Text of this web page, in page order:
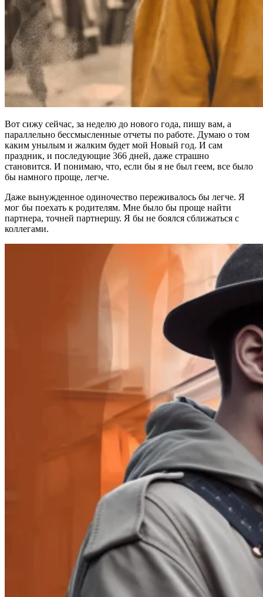
Вот сижу сейчас, за неделю до нового года, пишу вам, а
параллельно бессмысленные отчеты по работе. Думаю о том
каким унылым и жалким будет мой Новый год. И сам
праздник, и последующие 366 дней, даже страшно
становится. И понимаю, что, если бы я не был геем, все было
бы намного проще, легче.
Даже вынужденное одиночество переживалось бы легче. Я
мог бы поехать к родителям. Мне было бы проще найти
партнера, точней партнершу. Я бы не боялся сближаться с
коллегами.